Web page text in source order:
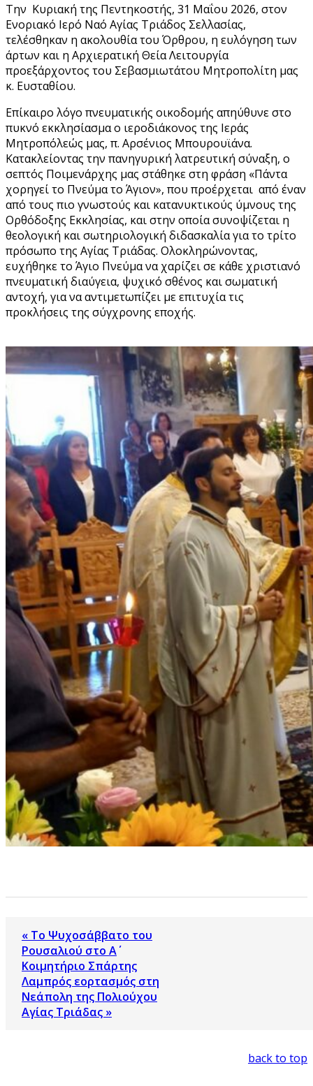
Την Κυριακή της Πεντηκοστής, 31 Μαΐου 2026, στον
Ενοριακό Ιερό Ναό Αγίας Τριάδος Σελλασίας,
τελέσθηκαν η ακολουθία του Όρθρου, η ευλόγηση των
άρτων και η Αρχιερατική Θεία Λειτουργία
προεξάρχοντος του Σεβασμιωτάτου Μητροπολίτη μας
κ. Ευσταθίου.
Επίκαιρο λόγο πνευματικής οικοδομής απηύθυνε στο
πυκνό εκκλησίασμα ο ιεροδιάκονος της Ιεράς
Μητροπόλεώς μας, π. Αρσένιος Μπουρουϊάνα.
Κατακλείοντας την πανηγυρική λατρευτική σύναξη, ο
σεπτός Ποιμενάρχης μας στάθηκε στη φράση «Πάντα
χορηγεί το Πνεύμα το Άγιον», που προέρχεται από έναν
από τους πιο γνωστούς και κατανυκτικούς ύμνους της
Ορθόδοξης Εκκλησίας, και στην οποία συνοψίζεται η
θεολογική και σωτηριολογική διδασκαλία για το τρίτο
πρόσωπο της Αγίας Τριάδας. Ολοκληρώνοντας,
ευχήθηκε το Άγιο Πνεύμα να χαρίζει σε κάθε χριστιανό
πνευματική διαύγεια, ψυχικό σθένος και σωματική
αντοχή, για να αντιμετωπίζει με επιτυχία τις
προκλήσεις της σύγχρονης εποχής.
« Το Ψυχοσάββατο του
Ρουσαλιού στο Α΄
Κοιμητήριο Σπάρτης
Λαμπρός εορτασμός στη
Νεάπολη της Πολιούχου
Αγίας Τριάδας »
back to top